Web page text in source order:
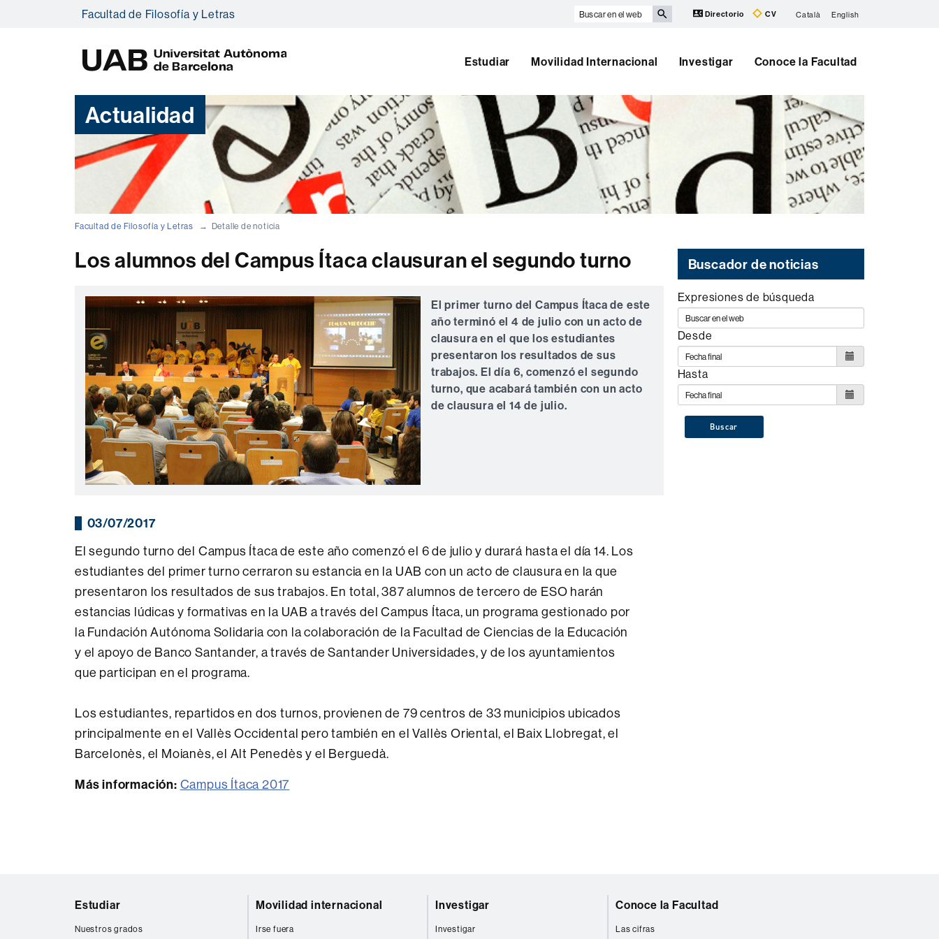
Facultad de Filosofía y Letras
Buscar
web
Directorio CV Català English
A
Estudiar Movilidad Internacional Investigar Conoce la Facultad
Actualidad
Facultad de Filosofía y Letras Detalle de noticia
Los alumnos del Campus Ítaca clausuran el segundo turno
El primer turno del Campus Ítaca de este
año terminó el 4 de julio con un acto de
clausura en el que los estudiantes
presentaron los resultados de sus
trabajos. El día 6, comenzó el segundo
turno, que acabará también con un acto
de clausura el 14 de julio.
03/07/2017
El segundo turno del Campus Ítaca de este año comenzó el 6 de julio y durará hasta el día 14. Los
estudiantes del primer turno cerraron su estancia en la UAB con un acto de clausura en la que
presentaron los resultados de sus trabajos. En total, 387 alumnos de tercero de ESO harán
estancias lúdicas y formativas en la UAB a través del Campus Ítaca, un programa gestionado por
la Fundación Autónoma Solidaria con la colaboración de la Facultad de Ciencias de la Educación
y el apoyo de Banco Santander, a través de Santander Universidades, y de los ayuntamientos
que participan en el programa.
Los estudiantes, repartidos en dos turnos, provienen de 79 centros de 33 municipios ubicados
principalmente en el Vallès Occidental pero también en el Vallès Oriental, el Baix Llobregat, el
Barcelonès, el Moianès, el Alt Penedès y el Berguedà.
Más información: Campus Ítaca 2017
Buscador de noticias
Expresiones de búsqueda
Desde
Hasta
Buscar
Estudiar
Nuestros grados
Movilidad internacional
Irse fuera
Investigar
Investigar
Conoce la Facultad
Las cifras